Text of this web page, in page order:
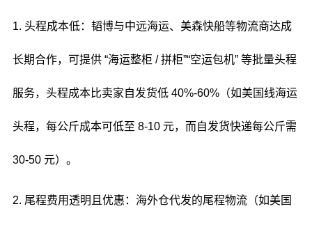
1. 头程成本低：韬博与中远海运、美森快船等物流商达成
长期合作，可提供 “海运整柜 / 拼柜”“空运包机” 等批量头程
服务，头程成本比卖家自发货低 40%-60%（如美国线海运
头程，每公斤成本可低至 8-10 元，而自发货快递每公斤需
30-50 元）。
2. 尾程费用透明且优惠：海外仓代发的尾程物流（如美国